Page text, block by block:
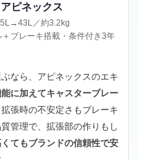
ピネックス
／約3.2kg
ブレーキ搭載・条件付き3年
なら、アピネックスのエキ
に加えてキャスターブレー
拡張時の不安定さもブレーキ
管理で、拡張部の作りもし
くてもブランドの信頼性で安